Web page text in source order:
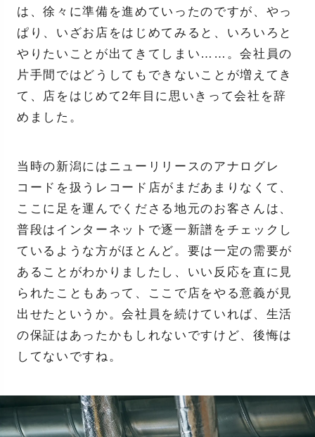
は、徐々に準備を進めていったのですが、やっ
ぱり、いざお店をはじめてみると、いろいろと
やりたいことが出てきてしまい……。会社員の
片手間ではどうしてもできないことが増えてき
て、店をはじめて2年目に思いきって会社を辞
めました。
当時の新潟にはニューリリースのアナログレ
コードを扱うレコード店がまだあまりなくて、
ここに足を運んでくださる地元のお客さんは、
普段はインターネットで逐一新譜をチェックし
ているような方がほとんど。要は一定の需要が
あることがわかりましたし、いい反応を直に見
られたこともあって、ここで店をやる意義が見
出せたというか。会社員を続けていれば、生活
の保証はあったかもしれないですけど、後悔は
してないですね。